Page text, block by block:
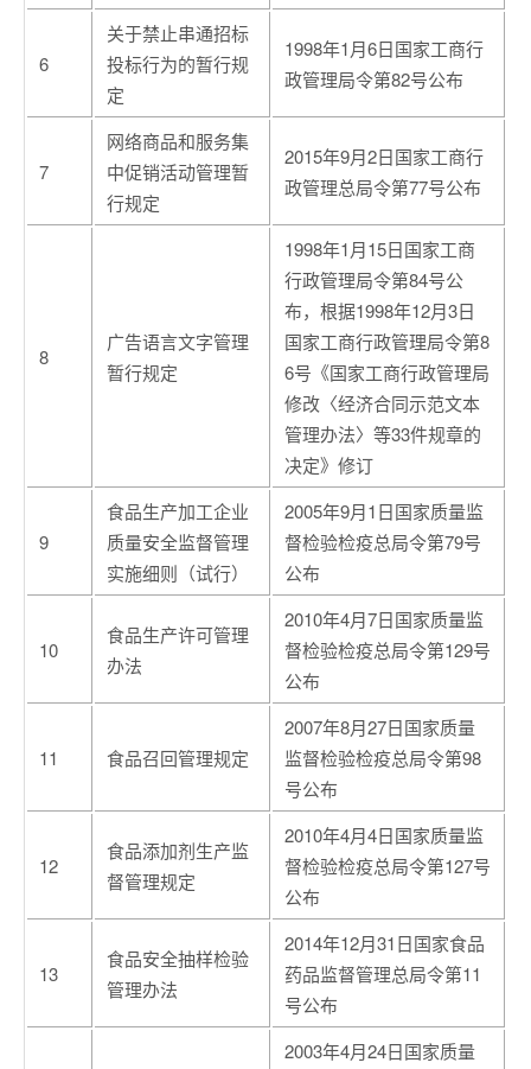
6
关于禁止串通招标
投标行为的暂行规
定
1998年1月6日国家工商行
政管理局令第82号公布
7
网络商品和服务集
中促销活动管理暂
行规定
2015年9月2日国家工商行
政管理总局令第77号公布
8
广告语言文字管理
暂行规定
1998年1月15日国家工商
行政管理局令第84号公
布，根据1998年12月3日
国家工商行政管理局令第8
6号《国家工商行政管理局
修改〈经济合同示范文本
管理办法〉等33件规章的
决定》修订
9
食品生产加工企业
质量安全监督管理
实施细则（试行）
2005年9月1日国家质量监
督检验检疫总局令第79号
公布
10
食品生产许可管理
办法
2010年4月7日国家质量监
督检验检疫总局令第129号
公布
11 食品召回管理规定
2007年8月27日国家质量
监督检验检疫总局令第98
号公布
12
食品添加剂生产监
督管理规定
2010年4月4日国家质量监
督检验检疫总局令第127号
公布
13
食品安全抽样检验
管理办法
2014年12月31日国家食品
药品监督管理总局令第11
号公布
2003年4月24日国家质量